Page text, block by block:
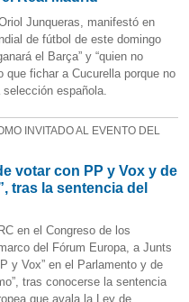
Junqueras, manifestó en
de fútbol de este domingo
el Barça” y “quien no
que fichar a Cucurella porque no
española.
INVITADO AL EVENTO DEL
votar con PP y Vox y de
tras la sentencia del
en el Congreso de los
del Fórum Europa, a Junts
y Vox” en el Parlamento y de
tras conocerse la sentencia
que avala la Ley de